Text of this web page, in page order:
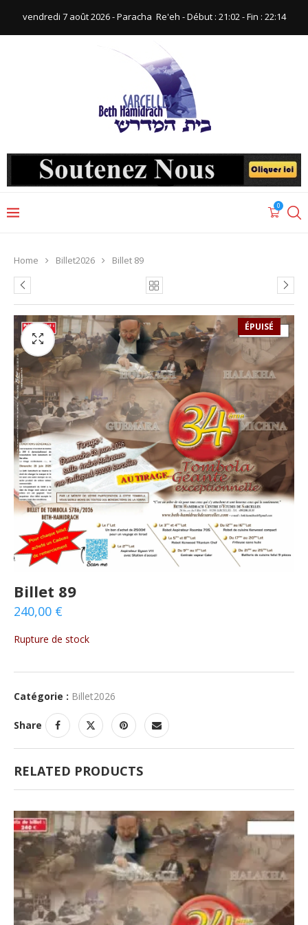
vendredi 7 août 2026 - Paracha ‪ Re'eh‬ - Début : 21:02‬ - Fin : ‪22:14‬
0
Home Billet2026 Billet 89
ÉPUISÉ
Billet 89
240,00 €
Rupture de stock
Catégorie : Billet2026
Share
RELATED PRODUCTS